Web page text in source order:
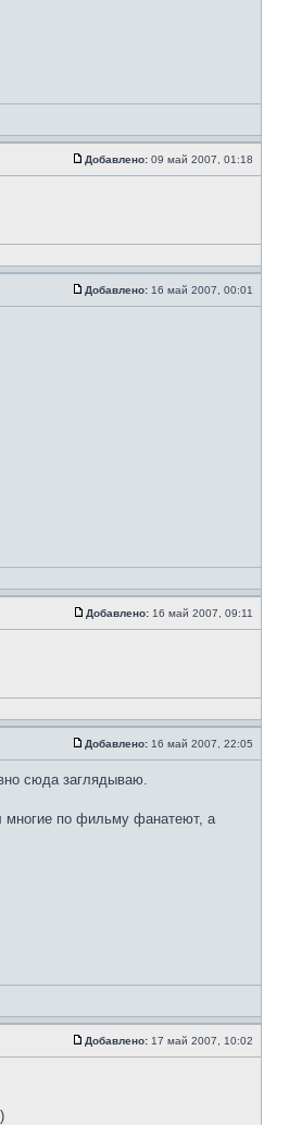
Добавлено: 09 май 2007, 01:18
Добавлено: 16 май 2007, 00:01
Добавлено: 16 май 2007, 09:11
Добавлено: 16 май 2007, 22:05
сюда заглядываю.
многие по фильму фанатеют, а
Добавлено: 17 май 2007, 10:02